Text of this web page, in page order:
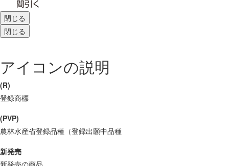
閉じる
閉じる
アイコンの説明
(R)
登録商標
(PVP)
農林水産省登録品種（登録出願中品種
新発売